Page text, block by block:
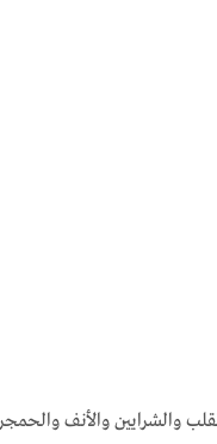
والأنف